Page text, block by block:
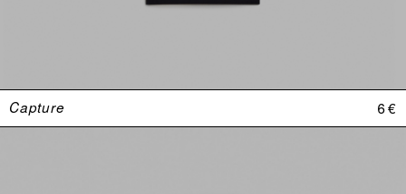
Capture 6 €